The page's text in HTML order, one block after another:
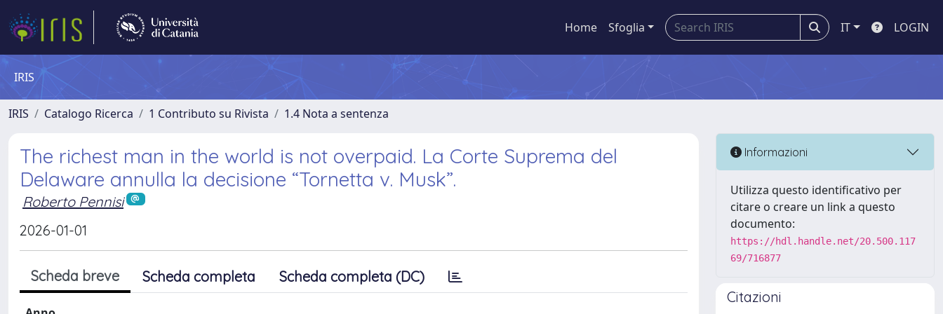
Home Sfoglia IT LOGIN
IRIS
IRIS Catalogo Ricerca 1 Contributo su Rivista 1.4 Nota a sentenza
The richest man in the world is not overpaid. La Corte Suprema del
Delaware annulla la decisione “Tornetta v. Musk”.
Roberto Pennisi
2026-01-01
Scheda breve Scheda completa Scheda completa (DC)
Informazioni
Utilizza questo identificativo per
citare o creare un link a questo
documento:
https://hdl.handle.net/20.500.117
69/716877
Citazioni